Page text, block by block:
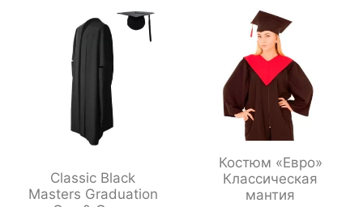
Classic Black
Masters Graduation
Костюм «Евро»
Классическая
мантия